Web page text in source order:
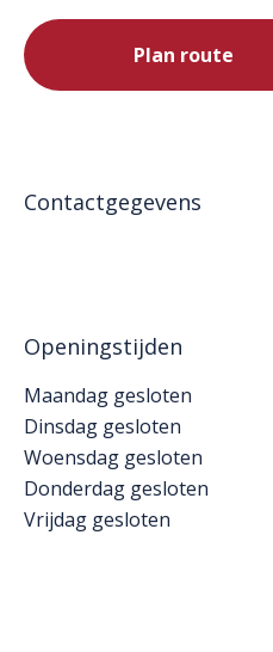
Plan route
Contactgegevens
Openingstijden
Maandag gesloten
Dinsdag gesloten
Woensdag gesloten
Donderdag gesloten
Vrijdag gesloten